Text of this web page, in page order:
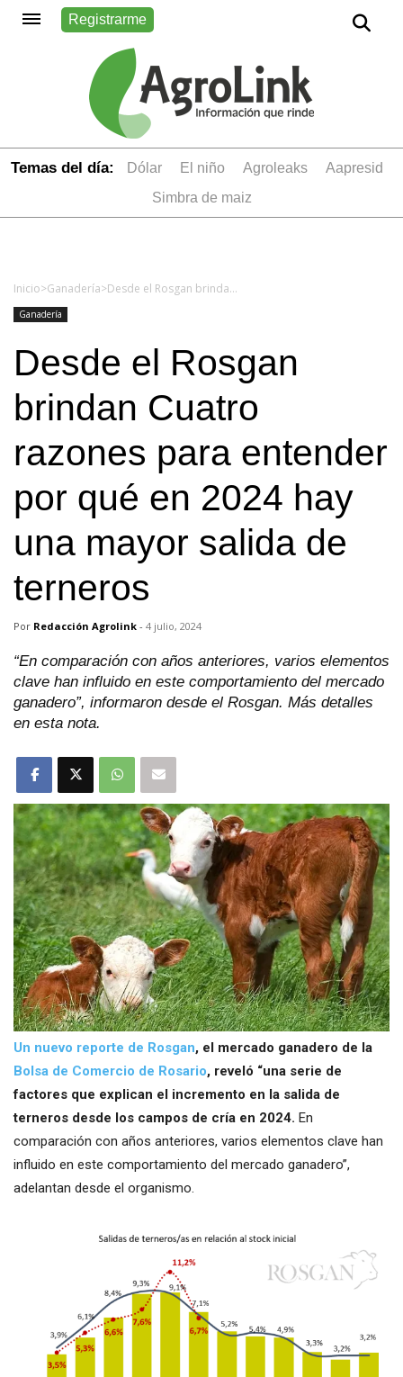
Registrarme
Temas del día: dólar el niño Agroleaks
aapresid
simbra de maiz
Inicio>Ganadería> Desde el Rosgan brindan Cuatro razones para entender por qué en 2024 hay una mayor salida de terneros
Ganadería
Desde el Rosgan
brindan Cuatro
razones para entender
por qué en 2024 hay
una mayor salida de
terneros
Por Redacción Agrolink - 4 julio, 2024
“En comparación con años anteriores, varios elementos
clave han influido en este comportamiento del mercado
ganadero”, informaron desde el Rosgan. Más detalles
en esta nota.
Un nuevo reporte de Rosgan, el mercado ganadero de la
Bolsa de Comercio de Rosario, reveló “una serie de
factores que explican el incremento en la salida de
terneros desde los campos de cría en 2024. En
comparación con años anteriores, varios elementos clave han
influido en este comportamiento del mercado ganadero”,
adelantan desde el organismo.